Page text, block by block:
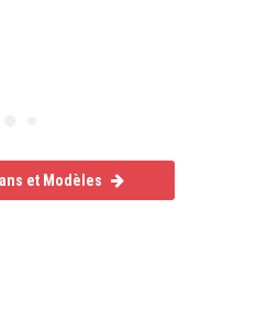
et Modèles